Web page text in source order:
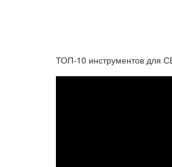
ТОП-10 инструментов для